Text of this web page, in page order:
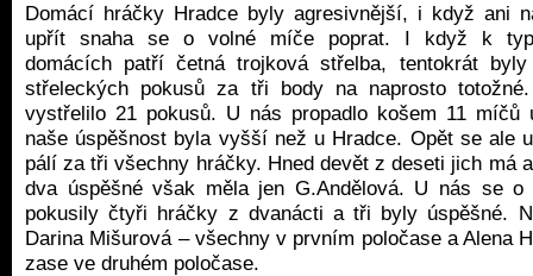
Domácí hráčky Hradce byly agresivnější, i když ani
upřít snaha se o volné míče poprat. I když k
domácích patří četná trojková střelba, tentokrát
střeleckých pokusů za tři body na naprosto
vystřelilo 21 pokusů. U nás propadlo košem 11 míčů
naše úspěšnost byla vyšší než u Hradce. Opět se ale
pálí za tři všechny hráčky. Hned devět z deseti jich má
dva úspěšné však měla jen G.Andělová. U nás se o
pokusily čtyři hráčky z dvanácti a tři byly úspěšné.
Darina Mišurová – všechny v prvním poločase a Alena
zase ve druhém poločase.